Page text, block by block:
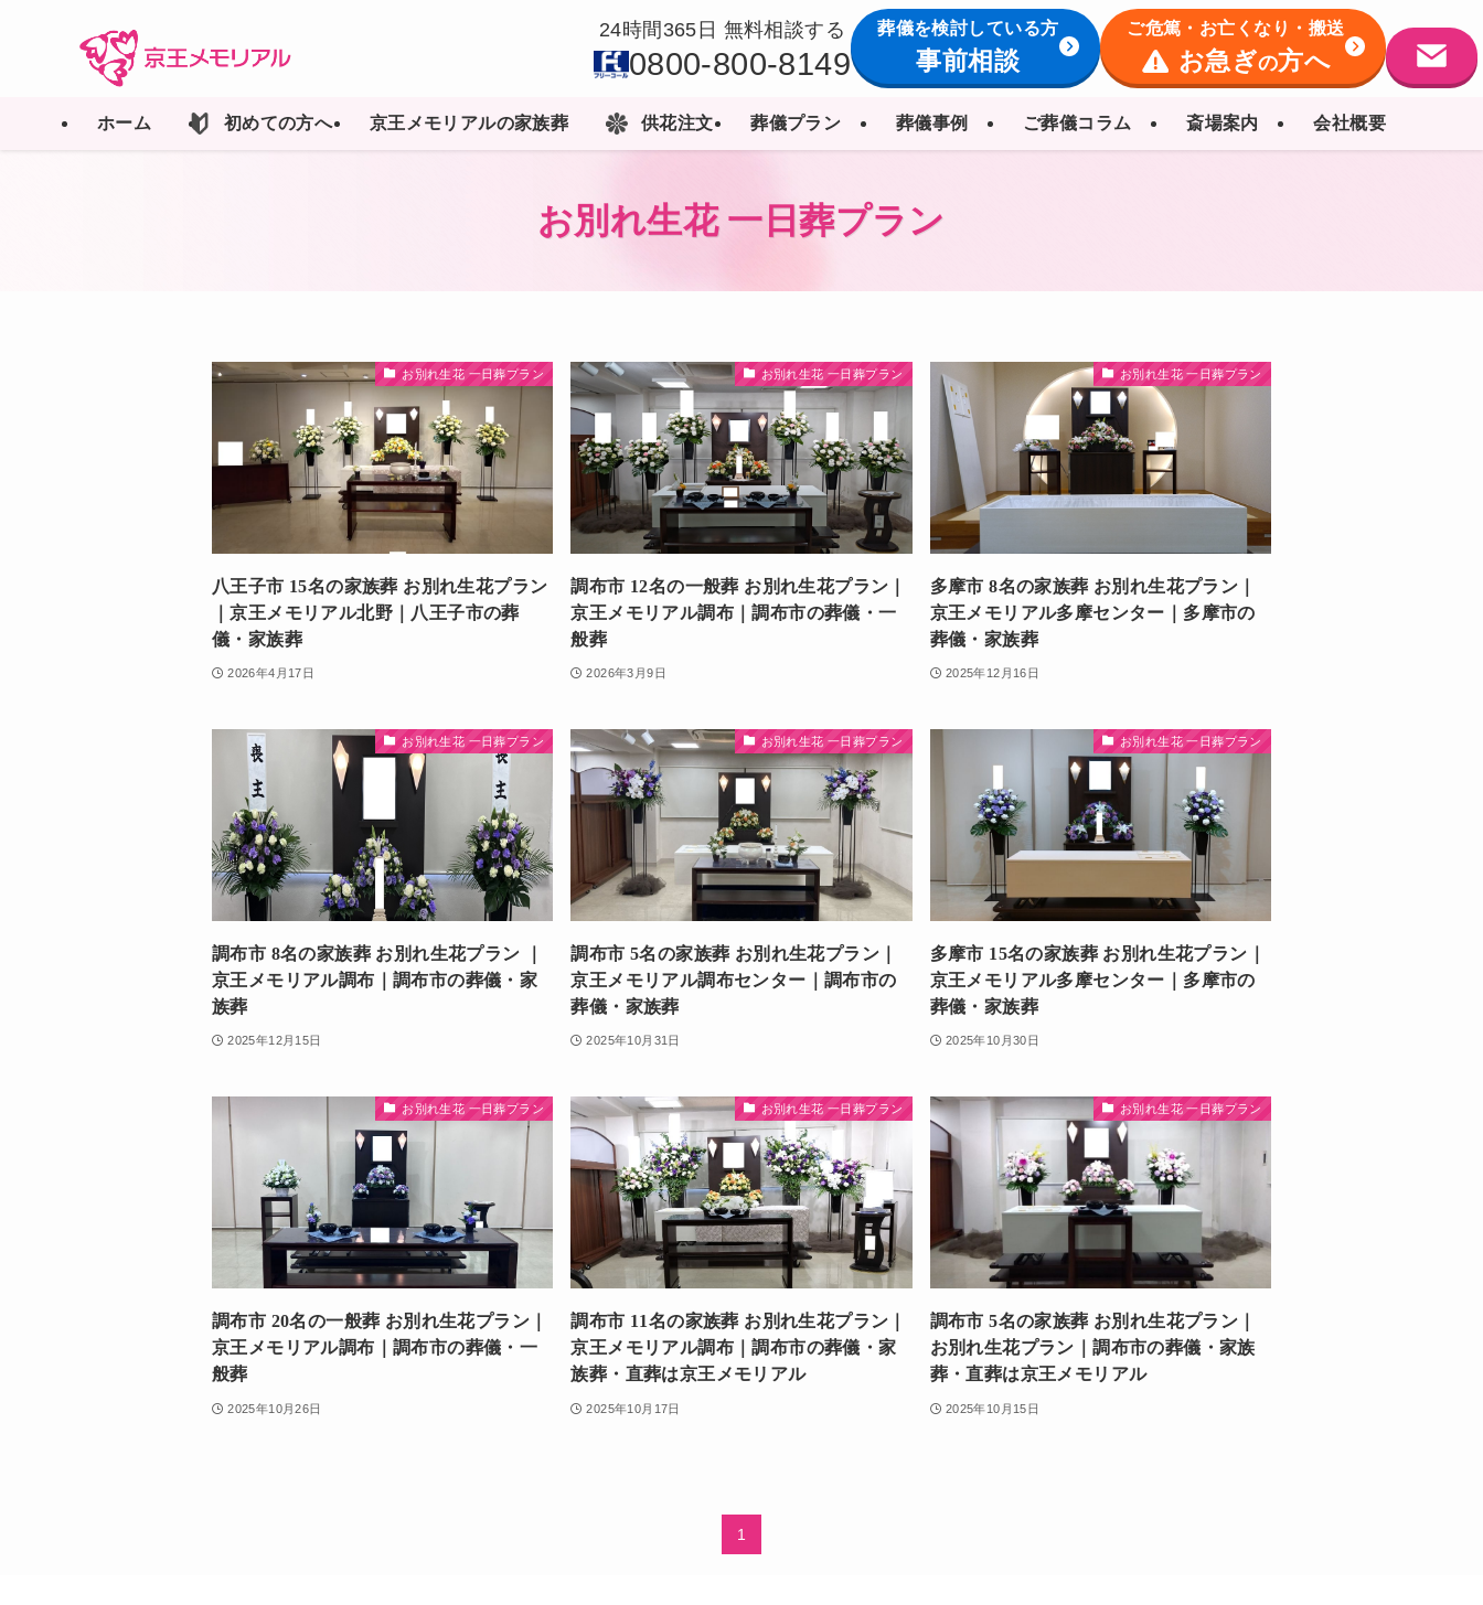
ホーム 初めての方へ 京王メモリアルの家族葬 供花注文 葬儀プラン 葬儀事例 ご葬儀コラム 斎場案内 会社概要
24時間365日 無料相談する
0800-800-8149
葬儀を検討している方
事前相談
ご危篤・お亡くなり・搬送
お急ぎの方へ
お別れ生花 一日葬プラン
お別れ生花 一日葬プラン
八王子市 15名の家族葬 お別れ生花プラン
｜京王メモリアル北野｜八王子市の葬
儀・家族葬
2026年4月17日
お別れ生花 一日葬プラン
調布市 12名の一般葬 お別れ生花プラン｜
京王メモリアル調布｜調布市の葬儀・一
般葬
2026年3月9日
お別れ生花 一日葬プラン
多摩市 8名の家族葬 お別れ生花プラン｜
京王メモリアル多摩センター｜多摩市の
葬儀・家族葬
2025年12月16日
お別れ生花 一日葬プラン
調布市 8名の家族葬 お別れ生花プラン ｜
京王メモリアル調布｜調布市の葬儀・家
族葬
2025年12月15日
お別れ生花 一日葬プラン
調布市 5名の家族葬 お別れ生花プラン｜
京王メモリアル調布センター｜調布市の
葬儀・家族葬
2025年10月31日
お別れ生花 一日葬プラン
多摩市 15名の家族葬 お別れ生花プラン｜
京王メモリアル多摩センター｜多摩市の
葬儀・家族葬
2025年10月30日
お別れ生花 一日葬プラン
調布市 20名の一般葬 お別れ生花プラン｜
京王メモリアル調布｜調布市の葬儀・一
般葬
2025年10月26日
お別れ生花 一日葬プラン
調布市 11名の家族葬 お別れ生花プラン｜
京王メモリアル調布｜調布市の葬儀・家
族葬・直葬は京王メモリアル
2025年10月17日
お別れ生花 一日葬プラン
調布市 5名の家族葬 お別れ生花プラン｜
お別れ生花プラン｜調布市の葬儀・家族
葬・直葬は京王メモリアル
2025年10月15日
1